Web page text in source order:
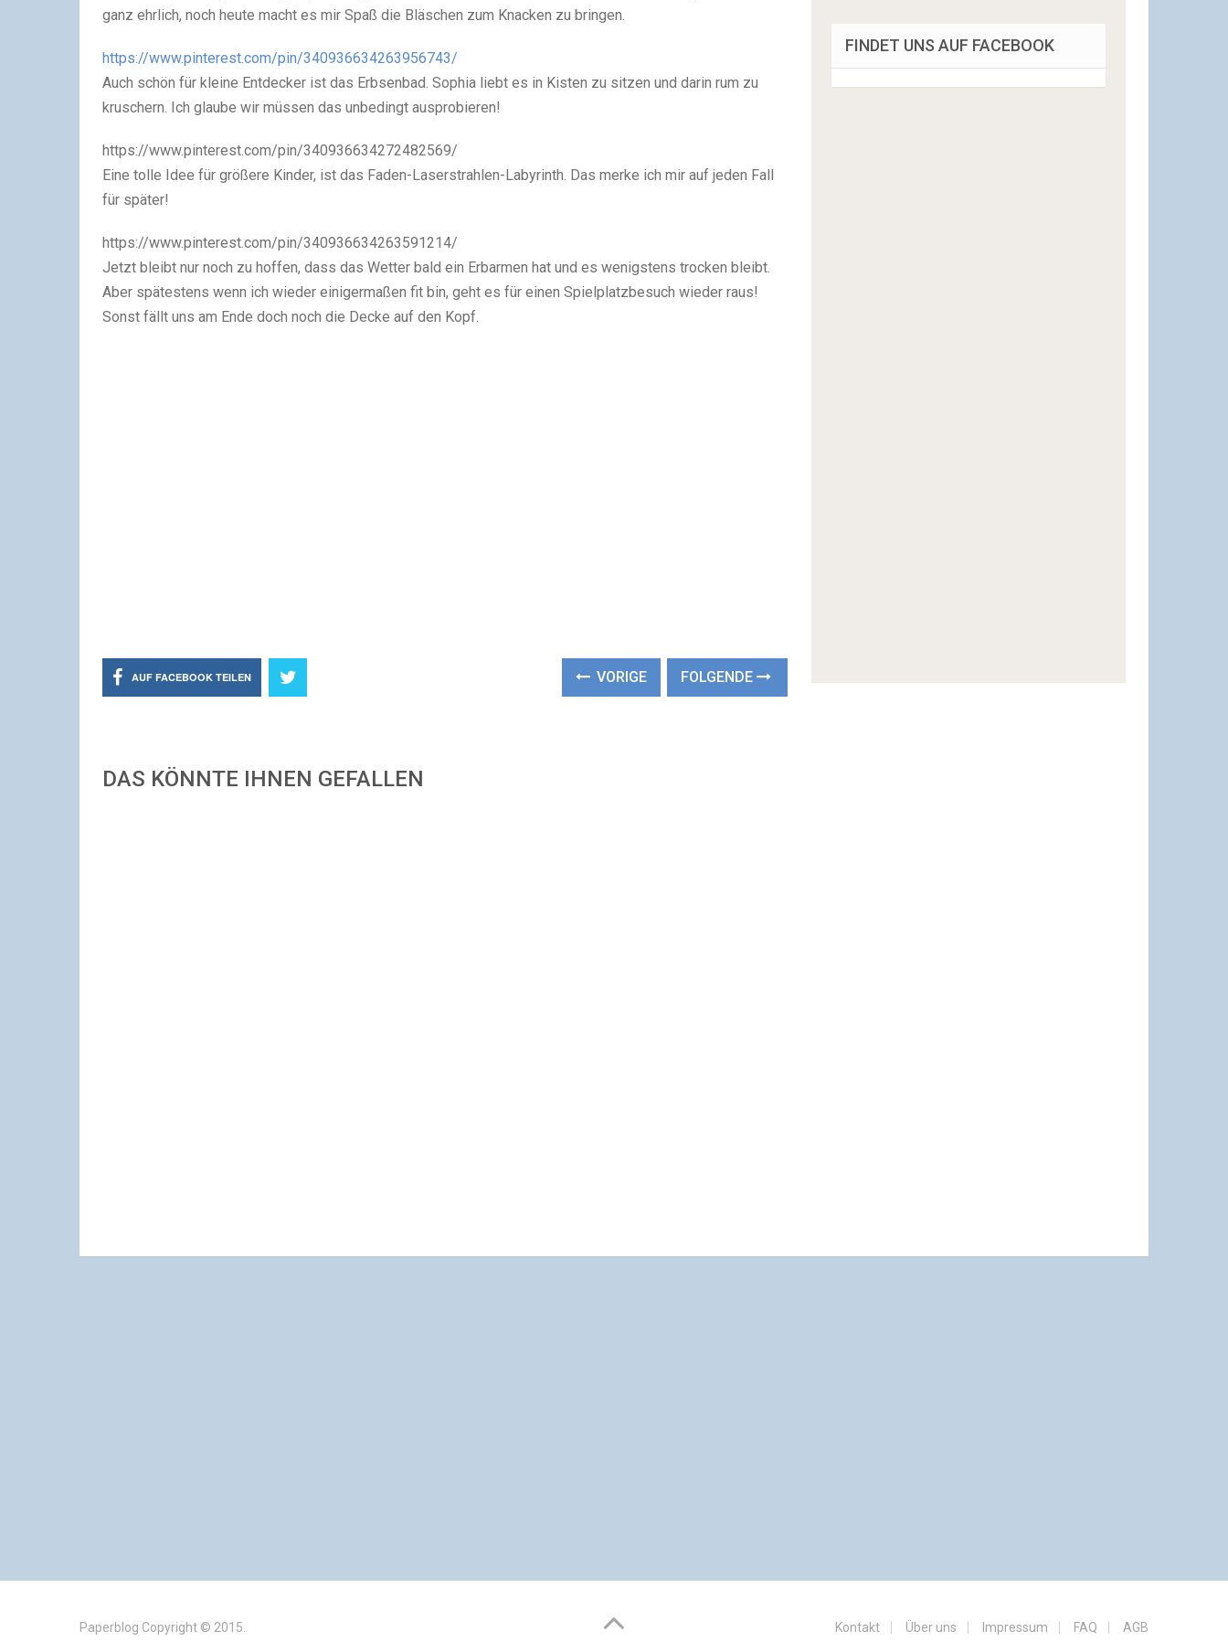
ganz ehrlich, noch heute macht es mir Spaß die Bläschen zum Knacken zu bringen.
https://www.pinterest.com/pin/340936634263956743/
Auch schön für kleine Entdecker ist das Erbsenbad. Sophia liebt es in Kisten zu sitzen und darin rum zu
kruschern. Ich glaube wir müssen das unbedingt ausprobieren!
https://www.pinterest.com/pin/340936634272482569/
Eine tolle Idee für größere Kinder, ist das Faden-Laserstrahlen-Labyrinth. Das merke ich mir auf jeden Fall
für später!
https://www.pinterest.com/pin/340936634263591214/
Jetzt bleibt nur noch zu hoffen, dass das Wetter bald ein Erbarmen hat und es wenigstens trocken bleibt.
Aber spätestens wenn ich wieder einigermaßen fit bin, geht es für einen Spielplatzbesuch wieder raus!
Sonst fällt uns am Ende doch noch die Decke auf den Kopf.
AUF FACEBOOK TEILEN VORIGE FOLGENDE
DAS KÖNNTE IHNEN GEFALLEN
FINDET UNS AUF FACEBOOK
Paperblog Copyright © 2015. Kontakt Über uns Impressum FAQ AGB